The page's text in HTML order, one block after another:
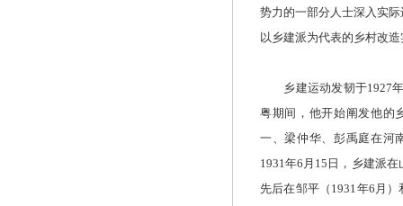
势力的一部分人士深入实
以乡建派为代表的乡村改
乡建运动发韧于1927年
粤期间，他开始阐发他的
一、梁仲华、彭禹庭在河
1931年6月15日，乡建派
先后在邹平（1931年6月